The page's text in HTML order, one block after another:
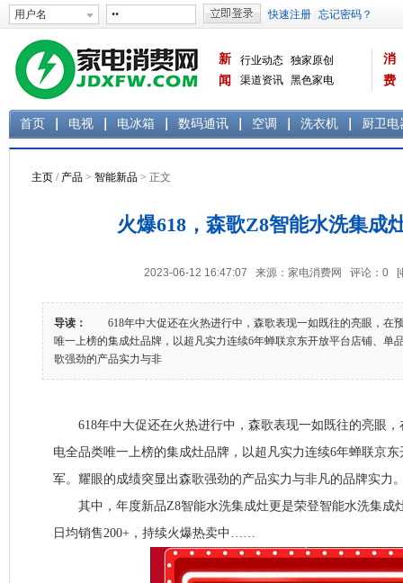
新
闻
行业动态 独家原创
渠道资讯 黑色家电
消
费
首页 电视 电冰箱 数码通讯 空调 洗衣机 厨卫电
主页 / 产品 > 智能新品 > 正文
火爆618，森歌Z8智能水洗集成
2023-06-12 16:47:07 来源：家电消费网 评论： 0 [
导读：
618年中大促还在火热进行中，森歌表现一如既往的亮眼，在
唯一上榜的集成灶品牌，以超凡实力连续6年蝉联京东开放平台店铺、单
歌强劲的产品实力与非
618年中大促还在火热进行中，森歌表现一如既往的亮眼，
电全品类唯一上榜的集成灶品牌，以超凡实力连续6年蝉联京
军。耀眼的成绩突显出森歌强劲的产品实力与非凡的品牌实力
其中，年度新品Z8智能水洗集成灶更是荣登智能水洗集成
日均销售200+，持续火爆热卖中……